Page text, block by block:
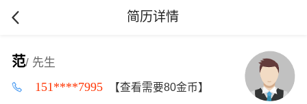
简历详情
范/ 先生
151****7995 【查看需要80金币】